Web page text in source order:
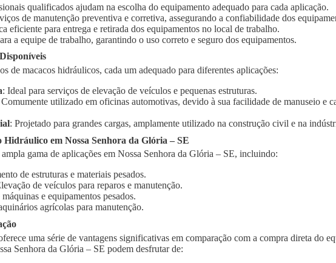
qualificados ajudam na escolha do equipamento adequado para cada aplicação.
de manutenção preventiva e corretiva, assegurando a confiabilidade dos
eficiente para entrega e retirada dos equipamentos no local de trabalho.
a equipe de trabalho, garantindo o uso correto e seguro dos equipamentos.
de macacos hidráulicos, cada um adequado para diferentes aplicações:
: Ideal para serviços de elevação de veículos e pequenas estruturas.
Comumente utilizado em oficinas automotivas, devido à sua facilidade de manuseio e
: Projetado para grandes cargas, amplamente utilizado na construção civil e na
Hidráulico em Nossa Senhora da Glória – SE
gama de aplicações em Nossa Senhora da Glória – SE, incluindo:
de estruturas e materiais pesados.
de veículos para reparos e manutenção.
e equipamentos pesados.
agrícolas para manutenção.
uma série de vantagens significativas em comparação com a compra direta do
Senhora da Glória – SE podem desfrutar de: